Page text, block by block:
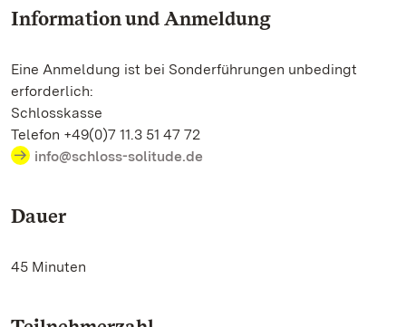
Information und Anmeldung
Eine Anmeldung ist bei Sonderführungen unbedingt
erforderlich:
Schlosskasse
Telefon +49(0)7 11.3 51 47 72
info@schloss-solitude.de
Dauer
45 Minuten